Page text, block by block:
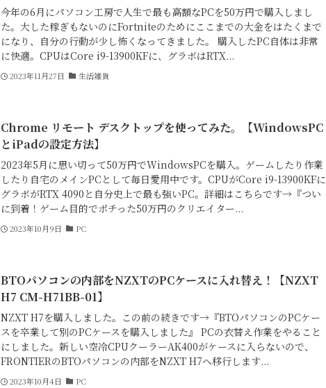
今年の6月にパソコン工房で人生で最も高額なPCを50万円で購入しまし
た。大した稼ぎもないのにFortniteのためにここまでの大金をはたくまで
になり、自分の行動が少し怖くなってきました。 購入したPC自体は非常
に快適。CPUはCore i9-13900KFに、グラボはRTX...
2023年11月27日 生活雑貨
Chrome リモート デスクトップを使ってみた。【WindowsPC
とiPadの設定方法】
2023年5月に思い切って50万円でWindowsPCを購入。ゲームしたり作業
したり自宅のメインPCとして毎日愛用中です。CPUがCore i9-13900KFに
グラボがRTX 4090と自分史上で最も強いPC。詳細はこちらです→『つい
に到着！ゲーム目的でポチった50万円のクリエイター...
2023年10月9日 PC
BTOパソコンの内部をNZXTのPCケースに入れ替え！【NZXT
H7 CM-H71BB-01】
NZXT H7を購入しました。この前の続きです→『BTOパソコンのPCケー
スを卒業して別のPCケースを購入しました』 PCの衣替え作業をやること
にしました。新しい空冷CPUクーラーAK400がケースに入らないので、
FRONTIERのBTOパソコンの内部をNZXT H7へ移行します...
2023年10月4日 PC